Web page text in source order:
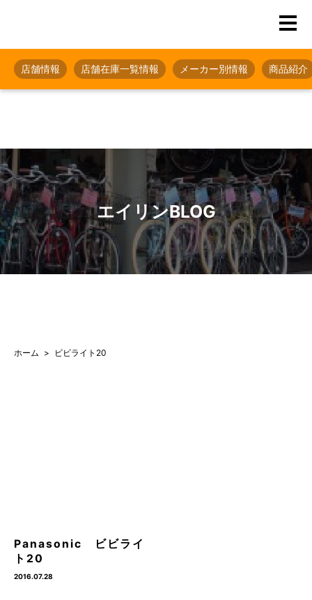
店舗情報 店舗在庫一覧情報 メーカー別情報 商品紹介
エイリンBLOG
ホーム ビビライト20
Panasonic ビビライ
ト20
2016.07.28